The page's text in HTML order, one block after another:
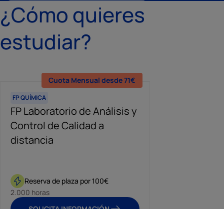
¿Cómo quieres
estudiar?
Cuota Mensual desde 71€
FP QUÍMICA
FP Laboratorio de Análisis y
Control de Calidad a
distancia
Reserva de plaza por 100€
2.000 horas